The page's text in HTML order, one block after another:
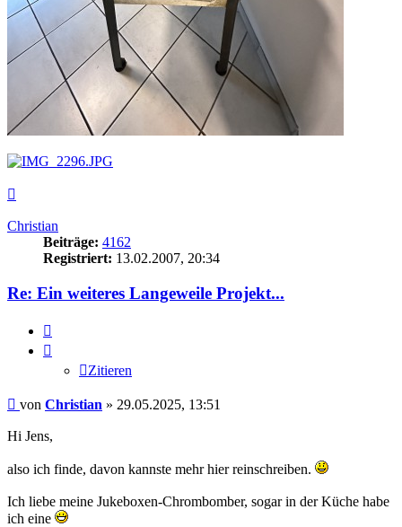
Christian
Beiträge: 4162
Registriert: 13.02.2007, 20:34
Re: Ein weiteres Langeweile Projekt...
Zitieren
Beitrag
von Christian » 29.05.2025, 13:51
Hi Jens,
also ich finde, davon kannste mehr hier reinschreiben.
Ich liebe meine Jukeboxen-Chrombomber, sogar in der Küche habe
ich eine